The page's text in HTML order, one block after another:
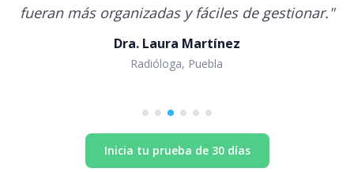
fueran más organizadas y fáciles de gestionar."
Dra. Laura Martínez
Radióloga, Puebla
Inicia tu prueba de 30 días